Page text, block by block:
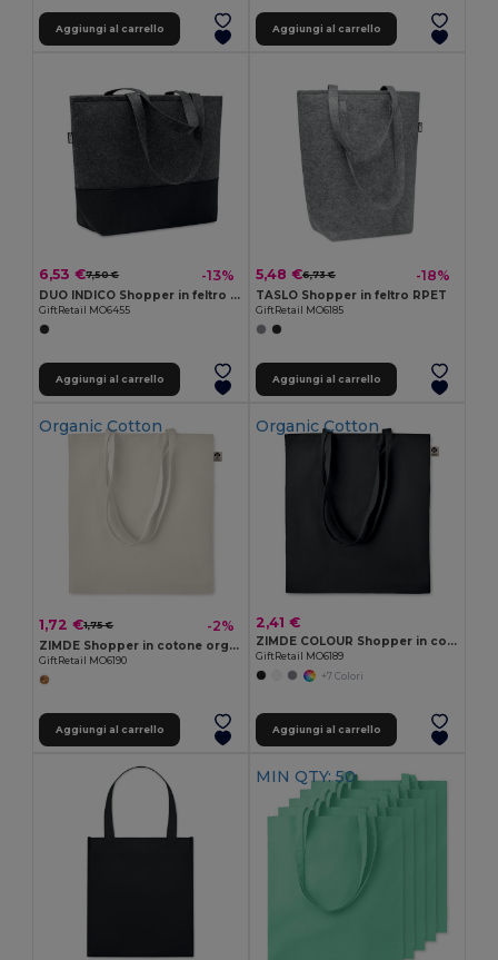
Aggiungi al carrello Aggiungi al carrello
6,53 €7,50 € -13%
DUO INDICO Shopper in feltro RPET
GiftRetail MO6455
Aggiungi al carrello
5,48 €6,73 € -18%
TASLO Shopper in feltro RPET
GiftRetail MO6185
Aggiungi al carrello
Organic Cotton
1,72 €1,75 € -2%
ZIMDE Shopper in cotone organico
GiftRetail MO6190
Aggiungi al carrello
Organic Cotton
2,41 €
ZIMDE COLOUR Shopper in cotone organico
GiftRetail MO6189
+7 Colori
Aggiungi al carrello
MIN QTY: 50